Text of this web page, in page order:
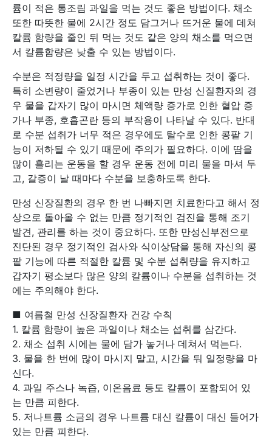
륨이 적은 통조림 과일을 먹는 것도 좋은 방법이다. 채소
또한 따뜻한 물에 2시간 정도 담그거나 뜨거운 물에 데쳐
칼륨 함량을 줄인 뒤 먹는 것도 같은 양의 채소를 먹으면
서 칼륨함량은 낮출 수 있는 방법이다.
수분은 적정량을 일정 시간을 두고 섭취하는 것이 좋다.
특히 소변량이 줄었거나 부종이 있는 만성 신질환자의 경
우 물을 갑자기 많이 마시면 체액량 증가로 인한 혈압 증
가나 부종, 호흡곤란 등의 부작용이 나타날 수 있다. 반대
로 수분 섭취가 너무 적은 경우에도 탈수로 인한 콩팥 기
능이 저하될 수 있기 때문에 주의가 필요하다. 이에 땀을
많이 흘리는 운동을 할 경우 운동 전에 미리 물을 마셔 두
고, 갈증이 날 때마다 수분을 보충하도록 한다.
만성 신장질환의 경우 한 번 나빠지면 치료한다고 해서 정
상으로 돌아올 수 없는 만큼 정기적인 검진을 통해 조기
발견, 관리를 하는 것이 중요하다. 또한 만성신부전으로
진단된 경우 정기적인 검사와 식이상담을 통해 자신의 콩
팥 기능에 따른 적절한 칼륨 및 수분 섭취량을 유지하고
갑자기 평소보다 많은 양의 칼륨이나 수분을 섭취하는 것
에는 주의해야 한다.
■ 여름철 만성 신장질환자 건강 수칙
1. 칼륨 함량이 높은 과일이나 채소는 섭취를 삼간다.
2. 채소 섭취 시에는 물에 담가 놓거나 데쳐서 먹는다.
3. 물을 한 번에 많이 마시지 말고, 시간을 둬 일정량을 마
신다.
4. 과일 주스나 녹즙, 이온음료 등도 칼륨이 포함되어 있
는 만큼 피한다.
5. 저나트륨 소금의 경우 나트륨 대신 칼륨이 대신 들어가
있는 만큼 피한다.